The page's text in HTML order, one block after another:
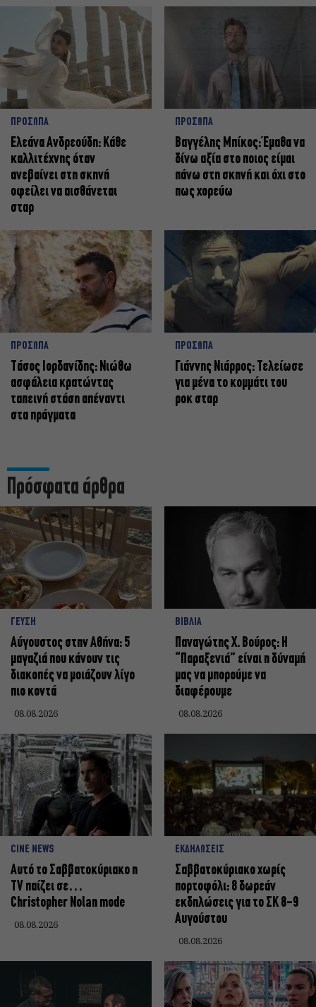
ΠΡΟΣΩΠΑ
Ελεάνα Ανδρεούδη: Κάθε
καλλιτέχνης όταν
ανεβαίνει στη σκηνή
οφείλει να αισθάνεται
σταρ
ΠΡΟΣΩΠΑ
Βαγγέλης Μπίκος: Έμαθα να
δίνω αξία στο ποιος είμαι
πάνω στη σκηνή και όχι στο
πως χορεύω
ΠΡΟΣΩΠΑ
Tάσος Ιορδανίδης: Νιώθω
ασφάλεια κρατώντας
ταπεινή στάση απέναντι
στα πράγματα
ΠΡΟΣΩΠΑ
Γιάννης Νιάρρος: Τελείωσε
για μένα το κομμάτι του
ροκ σταρ
Πρόσφατα άρθρα
ΓΕΥΣΗ
Αύγουστος στην Αθήνα: 5
μαγαζιά που κάνουν τις
διακοπές να μοιάζουν λίγο
πιο κοντά
08.08.2026
ΒΙΒΛΙΑ
Παναγώτης Χ. Βούρος: Η
“Παραξενιά” είναι η δύναμή
μας να μπορούμε να
διαφέρουμε
08.08.2026
CINE NEWS
Αυτό το Σαββατοκύριακο η
TV παίζει σε…
Christopher Nolan mode
08.08.2026
ΕΚΔΗΛΩΣΕΙΣ
Σαββατοκύριακο χωρίς
πορτοφόλι: 8 δωρεάν
εκδηλώσεις για το ΣΚ 8-9
Αυγούστου
08.08.2026